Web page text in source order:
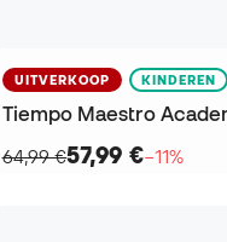
UITVERKOOP KINDEREN
64,99 €57,99 €−11%